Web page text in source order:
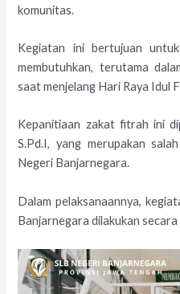
komunitas.
Kegiatan ini bertujuan
membutuhkan, terutama
saat menjelang Hari Raya Idul
Kepanitiaan zakat fitrah ini
S.Pd.I, yang merupakan
Negeri Banjarnegara.
Dalam pelaksanaannya,
Banjarnegara dilakukan